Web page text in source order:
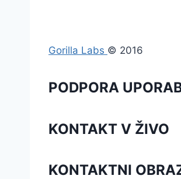
Gorilla Labs © 2016
PODPORA
KONTAKT V ŽIVO
KONTAKTNI